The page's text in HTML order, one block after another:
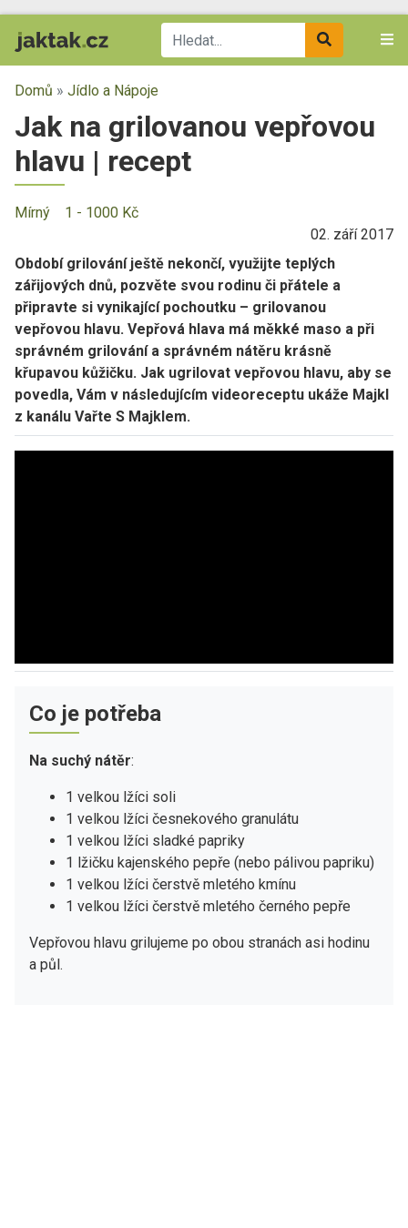
Domů » Jídlo a Nápoje
Jak na grilovanou vepřovou
hlavu | recept
Mírný
1 - 1000 Kč
02. září 2017
Období grilování ještě nekončí, využijte teplých
zářijových dnů, pozvěte svou rodinu či přátele a
připravte si vynikající pochoutku – grilovanou
vepřovou hlavu. Vepřová hlava má měkké maso a při
správném grilování a správném nátěru krásně
křupavou kůžičku. Jak ugrilovat vepřovou hlavu, aby se
povedla, Vám v následujícím videoreceptu ukáže Majkl
z kanálu Vařte S Majklem.
Co je potřeba
Na suchý nátěr:
1 velkou lžíci soli
1 velkou lžíci česnekového granulátu
1 velkou lžíci sladké papriky
1 lžičku kajenského pepře (nebo pálivou papriku)
1 velkou lžíci čerstvě mletého kmínu
1 velkou lžíci čerstvě mletého černého pepře
Vepřovou hlavu grilujeme po obou stranách asi hodinu
a půl.